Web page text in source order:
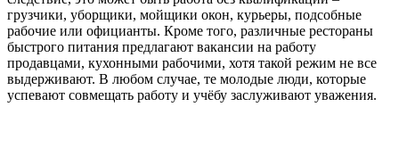
грузчики, уборщики, мойщики окон, курьеры, подсобные
рабочие или официанты. Кроме того, различные рестораны
быстрого питания предлагают вакансии на работу
продавцами, кухонными рабочими, хотя такой режим не все
выдерживают. В любом случае, те молодые люди, которые
успевают совмещать работу и учёбу заслуживают уважения.